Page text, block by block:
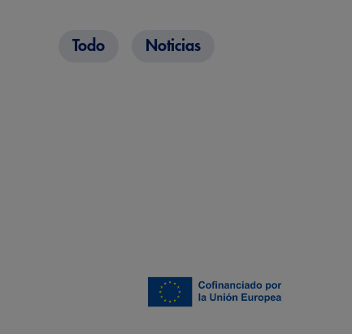
Todo Noticias